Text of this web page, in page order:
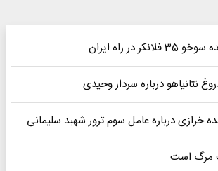
در راه ایران
نتانیاهو درباره سردار وحیدی
خرازی درباره عامل سوم ترور شهید سلیمانی
مرگ است